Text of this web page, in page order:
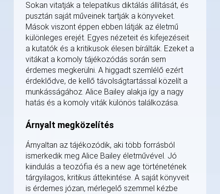
Sokan vitatják a telepatikus diktálás állítását, és
pusztán saját műveinek tartják a könyveket.
Mások viszont éppen ebben látják az életmű
különleges erejét. Egyes nézeteit és kifejezéseit
a kutatók és a kritikusok élesen bírálták. Ezeket a
vitákat a komoly tájékozódás során sem
érdemes megkerülni. A higgadt szemlélő ezért
érdeklődve, de kellő távolságtartással közelít a
munkásságához. Alice Bailey alakja így a nagy
hatás és a komoly viták különös találkozása.
Árnyalt megközelítés
Árnyaltan az tájékozódik, aki több forrásból
ismerkedik meg Alice Bailey életművével. Jó
kiindulás a teozófia és a new age történetének
tárgyilagos, kritikus áttekintése. A saját könyveit
is érdemes józan, mérlegelő szemmel kézbe